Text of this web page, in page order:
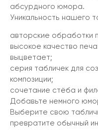
абсурдного юмора.
Уникальность нашего
авторские обработки
высокое качество
выцветает;
серия табличек для
композиции;
сочетание стёба и
Добавьте немного
Выберите свою
превратите обычный